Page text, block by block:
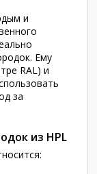
и
Ему
RAL) и
за
из HPL